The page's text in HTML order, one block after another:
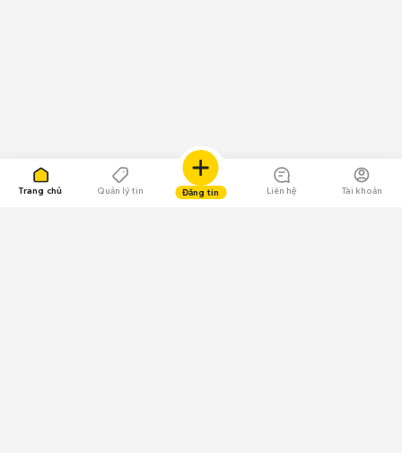
Trang chủ Quản lý tin Đăng tin Liên hệ Tài khoản